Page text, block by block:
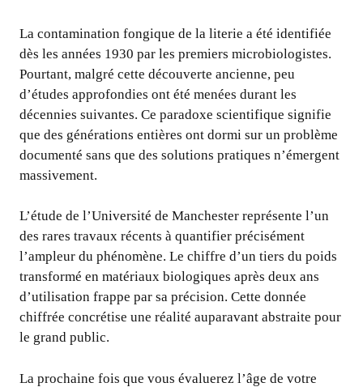
La contamination fongique de la literie a été identifiée
dès les années 1930 par les premiers microbiologistes.
Pourtant, malgré cette découverte ancienne, peu
d’études approfondies ont été menées durant les
décennies suivantes. Ce paradoxe scientifique signifie
que des générations entières ont dormi sur un problème
documenté sans que des solutions pratiques n’émergent
massivement.
L’étude de l’Université de Manchester représente l’un
des rares travaux récents à quantifier précisément
l’ampleur du phénomène. Le chiffre d’un tiers du poids
transformé en matériaux biologiques après deux ans
d’utilisation frappe par sa précision. Cette donnée
chiffrée concrétise une réalité auparavant abstraite pour
le grand public.
La prochaine fois que vous évaluerez l’âge de votre